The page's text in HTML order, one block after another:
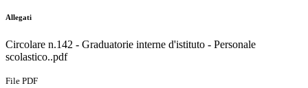
Allegati
Circolare n.142 - Graduatorie interne d'istituto - Personale
scolastico..pdf
File PDF